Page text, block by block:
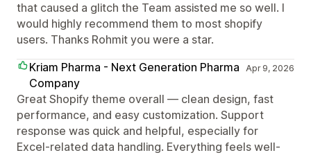
that caused a glitch the Team assisted me so well. I
would highly recommend them to most shopify
users. Thanks Rohmit you were a star.
Kriam Pharma - Next Generation Pharma
Company
Apr 9, 2026
Great Shopify theme overall — clean design, fast
performance, and easy customization. Support
response was quick and helpful, especially for
Excel-related data handling. Everything feels well-